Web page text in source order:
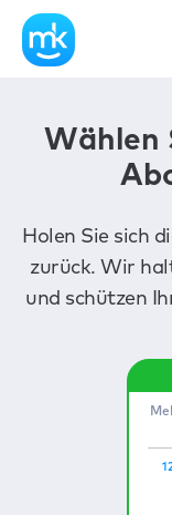
Wählen
Holen Sie sich
zurück. Wir
und schützen